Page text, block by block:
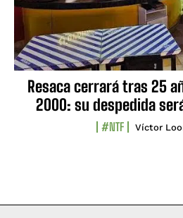
Resaca cerrará tras 25
2000: su despedida
#NTF Víctor